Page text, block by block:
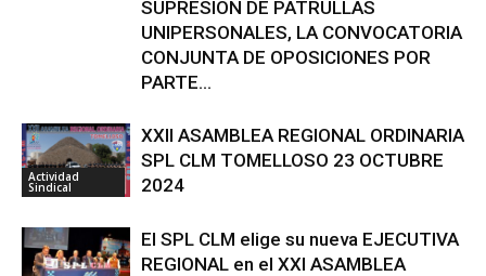
SUPRESIÓN DE PATRULLAS
UNIPERSONALES, LA CONVOCATORIA
CONJUNTA DE OPOSICIONES POR
PARTE...
Actividad
Sindical
XXII ASAMBLEA REGIONAL ORDINARIA
SPL CLM TOMELLOSO 23 OCTUBRE
2024
El SPL CLM elige su nueva EJECUTIVA
REGIONAL en el XXI ASAMBLEA